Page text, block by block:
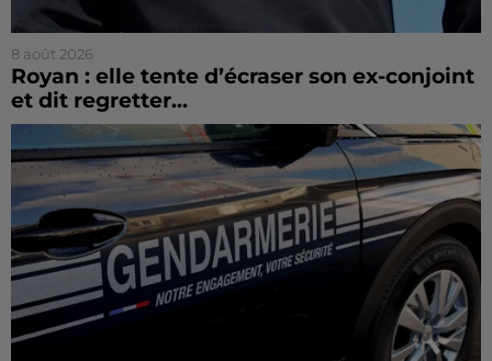
8 août 2026
Royan : elle tente d’écraser son ex-conjoint
et dit regretter...